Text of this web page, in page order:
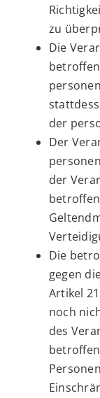
zu
Die
der
Der
der
Die
gegen
Artikel
noch
des